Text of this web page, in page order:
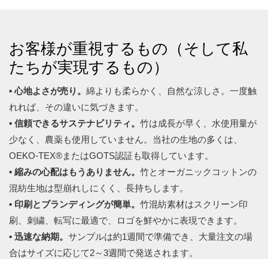
お客様が重視するもの（そして私
たちが実現するもの）
▪心地よさが売り。 綿よりも柔らかく、自然な涼しさ。一度触
れれば、その違いに気づきます。
▪ 信頼できるサステナビリティ。 竹は成長が早く、水使用量が
少なく、農薬も使用していません。当社の生地の多くは、
OEKO-TEX®またはGOTS認証も取得しています。
▪ 縮みの心配はもうありません。 竹とオーガニックコットンの
混紡生地は型崩れしにくく、長持ちします。
▪ 印刷とブランディングが簡単。 竹混紡素材はスクリーン印
刷、刺繍、転写に最適で、ロゴを鮮やかに表現できます。
▪ 迅速な納期。 サンプルは約1週間で準備でき、大量注文の場
合はサイズに応じて2～3週間で発送されます。